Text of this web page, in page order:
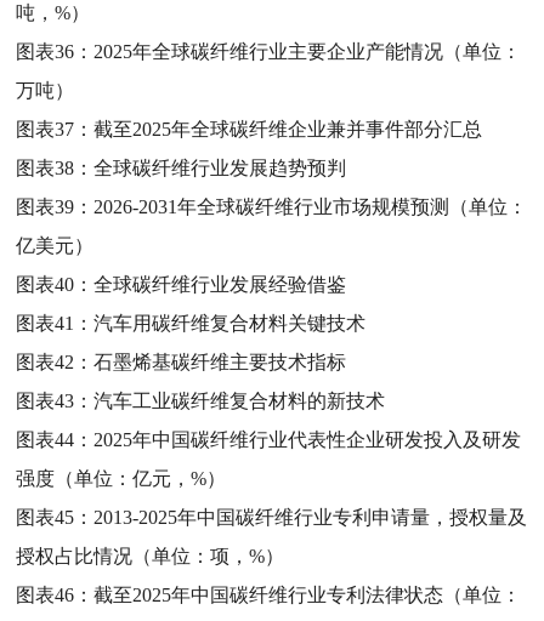
吨，%）
图表36： 2025年全球碳纤维行业主要企业产能情况（单位：
万吨）
图表37：截至2025年全球碳纤维企业兼并事件部分汇总
图表38：全球碳纤维行业发展趋势预判
图表39： 2026-2031年全球碳纤维行业市场规模预测（单位：
亿美元）
图表40：全球碳纤维行业发展经验借鉴
图表41：汽车用碳纤维复合材料关键技术
图表42：石墨烯基碳纤维主要技术指标
图表43：汽车工业碳纤维复合材料的新技术
图表44： 2025年中国碳纤维行业代表性企业研发投入及研发
强度（单位：亿元，%）
图表45： 2013-2025年中国碳纤维行业专利申请量，授权量及
授权占比情况（单位：项，%）
图表46：截至2025年中国碳纤维行业专利法律状态（单位：